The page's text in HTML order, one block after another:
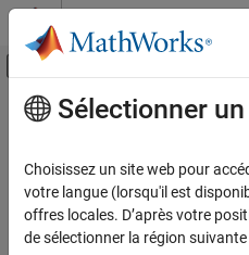
Passer au contenu
Activer/désactiver
Ressource
Contenu principal
Sélectionner
Choisissez un site web pour
votre langue (lorsqu'il est
offres locales. D’après votre
de sélectionner la région suivante